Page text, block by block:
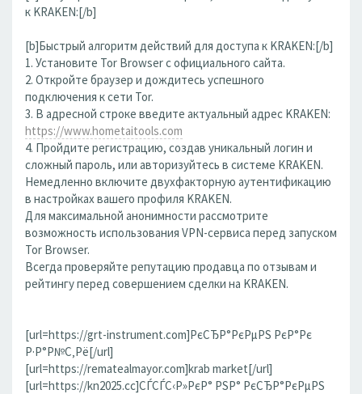
к KRAKEN:[/b]
[b]Быстрый алгоритм действий для доступа к KRAKEN:[/b]
1. Установите Tor Browser с официального сайта.
2. Откройте браузер и дождитесь успешного
подключения к сети Tor.
3. В адресной строке введите актуальный адрес KRAKEN:
https://www.hometaitools.com
4. Пройдите регистрацию, создав уникальный логин и
сложный пароль, или авторизуйтесь в системе KRAKEN.
Немедленно включите двухфакторную аутентификацию
в настройках вашего профиля KRAKEN.
Для максимальной анонимности рассмотрите
возможность использования VPN-сервиса перед запуском
Tor Browser.
Всегда проверяйте репутацию продавца по отзывам и
рейтингу перед совершением сделки на KRAKEN.
[url=https://grt-instrument.com]РєСЂР°РєРµРЅ РєР°Рє
Р·Р°Р№С‚Рё[/url]
[url=https://rematealmayor.com]krab market[/url]
[url=https://kn2025.cc]СЃСЃС‹Р»РєР° РЅР° РєСЂР°РєРµРЅ